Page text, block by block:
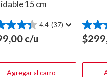
15 cm
4.4 (37)
c/u
Agregar al carro
4.8
de
5
$